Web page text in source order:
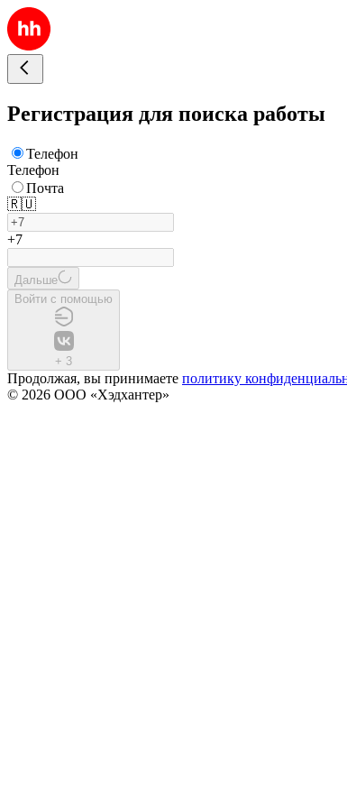
Регистрация для поиска работы
Телефон
Телефон
Почта
🇷🇺
+7
Дальше
Войти с помощью
+ 3
Продолжая, вы принимаете политику
© 2026 ООО «Хэдхантер»